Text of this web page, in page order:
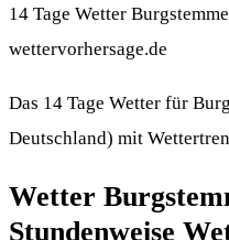
14 Tage Wetter
wettervorhersage.de
Das 14 Tage Wetter für
Deutschland) mit
Wetter
Stundenweise